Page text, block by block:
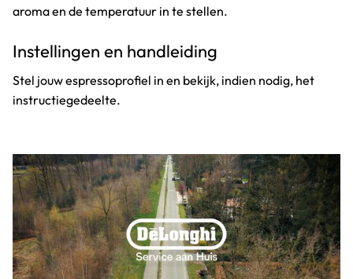
aroma en de temperatuur in te stellen.
Instellingen en handleiding
Stel jouw espressoprofiel in en bekijk, indien nodig, het
instructiegedeelte.